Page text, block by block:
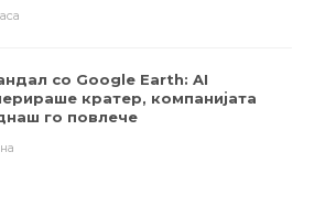
со Google Earth: AI
кратер, компанијата
го повлече